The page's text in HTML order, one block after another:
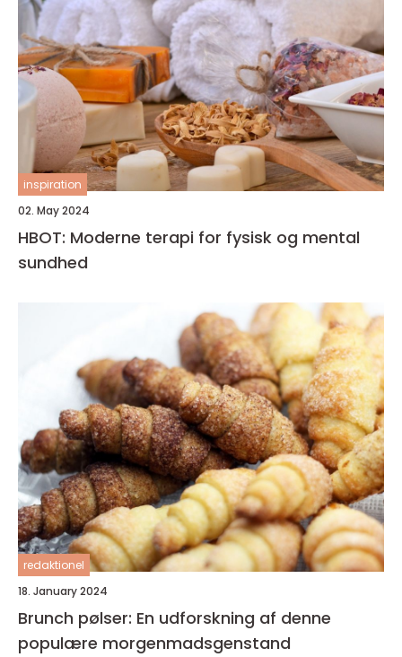
inspiration
02. May 2024
HBOT: Moderne terapi for fysisk og mental
sundhed
redaktionel
18. January 2024
Brunch pølser: En udforskning af denne
populære morgenmadsgenstand